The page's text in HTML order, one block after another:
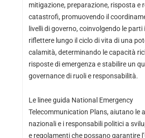
mitigazione, preparazione, risposta e
catastrofi, promuovendo il
livelli di governo, coinvolgendo le
riflettere lungo il ciclo di vita di una
calamità, determinando le capacità
risposte di emergenza e stabilire un
governance di ruoli e responsabilità.
Le linee guida National Emergency
Telecommunication Plans, aiutano le
nazionali e i responsabili politici a
e regolamenti che possano garantire